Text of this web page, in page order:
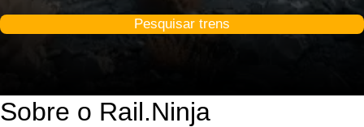
Pesquisar trens
Sobre o Rail.Ninja